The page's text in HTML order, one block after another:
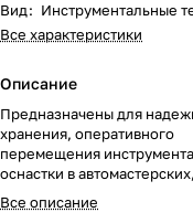
Вид: Инструментальные
Все характеристики
Описание
Предназначены для
хранения, оперативного
перемещения
оснастки в
же на производственных
предприятиях.
Все описание